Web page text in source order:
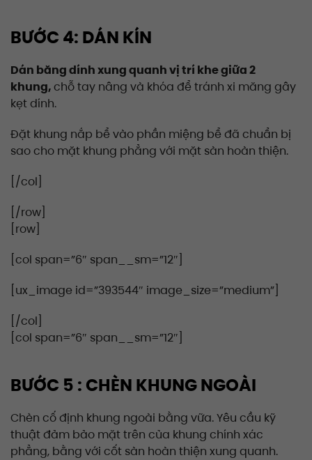
BƯỚC 4: DÁN KÍN
Dán băng dính xung quanh vị trí khe giữa 2
khung,chỗ tay nâng và khóa để tránh xi măng gây
kẹt dính.
Đặt khung nắp bể vào phần miệng bể đã chuẩn bị
sao cho mặt khung phẳng với mặt sàn hoàn thiện.
[/col]
[/row]
[row]
[col span=”6″ span__sm=”12″]
[ux_image id=”393544″ image_size=”medium”]
[/col]
[col span=”6″ span__sm=”12″]
BƯỚC 5 : CHÈN KHUNG NGOÀI
Chèn cố định khung ngoài bằng vữa. Yêu cầu kỹ
thuật đảm bảo mặt trên của khung chính xác
phẳng, bằng với cốt sàn hoàn thiện xung quanh.